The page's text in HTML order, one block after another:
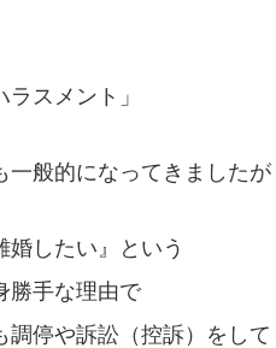
ラスメント」
一般的になってきましたが
婚したい』という
勝手な理由で
調停や訴訟（控訴）をし